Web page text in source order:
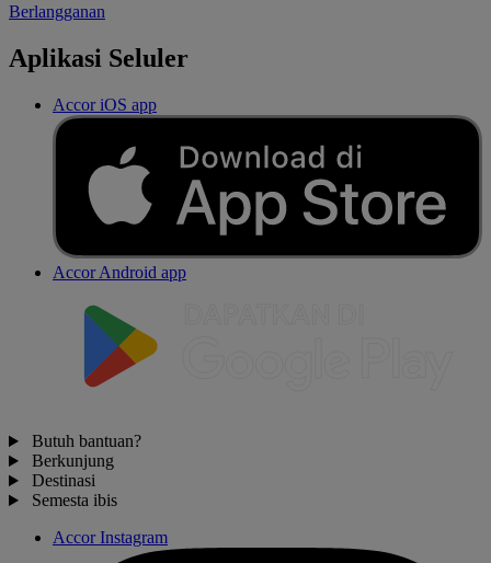
Berlangganan
Aplikasi Seluler
Accor iOS app
Accor Android app
Butuh bantuan?
Berkunjung
Destinasi
Semesta ibis
Accor Instagram